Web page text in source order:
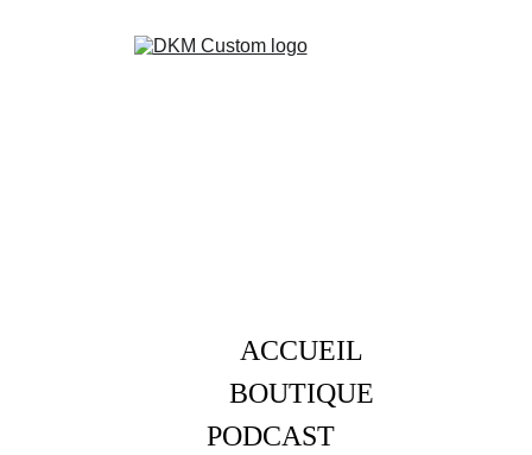
ACCUEIL
BOUTIQUE
PODCAST